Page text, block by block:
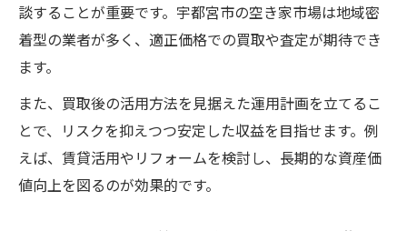
談することが重要です。宇都宮市の空き家市場は地域密
着型の業者が多く、適正価格での買取や査定が期待でき
ます。
また、買取後の活用方法を見据えた運用計画を立てるこ
とで、リスクを抑えつつ安定した収益を目指せます。例
えば、賃貸活用やリフォームを検討し、長期的な資産価
値向上を図るのが効果的です。